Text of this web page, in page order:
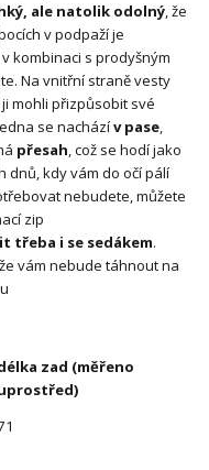
ale natolik odolný, že
v podpaží je
kombinaci s prodyšným
Na vnitřní straně vesty
mohli přizpůsobit své
se nacházív pase,
přesah, což se hodí jako
dnů, kdy vám do očí pálí
nebudete, můžete
zip
třeba i se sedákem.
vám nebude táhnout na
zad (měřeno